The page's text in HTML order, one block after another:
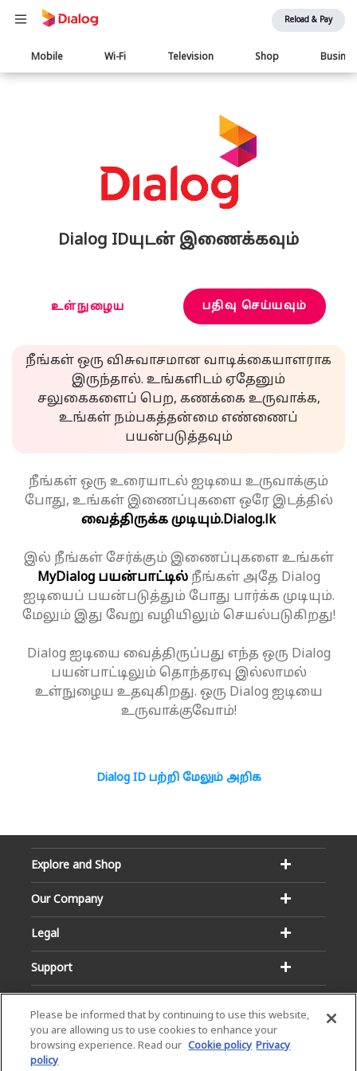
Reload & Pay
Main
navigation
Mobile Wi-Fi Television Shop
Dialog IDயுடன் இணைக்கவும்
உள்நுழைய பதிவு செய்யவும்
நீங்கள் ஒரு விசுவாசமான வாடிக்கையாளராக
இருந்தால். உங்களிடம் ஏதேனும்
சலுகைகளைப் பெற, கணக்கை உருவாக்க,
உங்கள் நம்பகத்தன்மை எண்ணைப்
பயன்படுத்தவும்
நீங்கள் ஒரு உரையாடல் ஐடியை உருவாக்கும்
போது, உங்கள் இணைப்புகளை ஒரே இடத்தில்
வைத்திருக்க முடியும்.Dialog.lk
இல் நீங்கள் சேர்க்கும் இணைப்புகளை உங்கள்
MyDialog பயன்பாட்டில்நீங்கள் அதே Dialog
ஐடியைப் பயன்படுத்தும் போது பார்க்க முடியும்.
மேலும் இது வேறு வழியிலும் செயல்படுகிறது!
Dialog ஐடியை வைத்திருப்பது எந்த ஒரு Dialog
பயன்பாட்டிலும் தொந்தரவு இல்லாமல்
உள்நுழைய உதவுகிறது. ஒரு Dialog ஐடியை
உருவாக்குவோம்!
Dialog ID பற்றி மேலும் அறிக
Explore and Shop
Our Company
Legal
Support
Please be informed that by continuing to use this website,
you are allowing us to use cookies to enhance your
browsing experience. Read our Cookie policy Privacy
policy